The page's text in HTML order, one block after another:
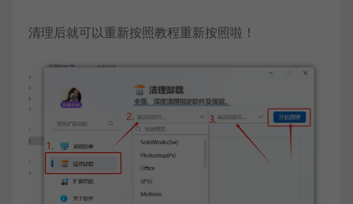
清理后就可以重新按照教程重新按照啦！